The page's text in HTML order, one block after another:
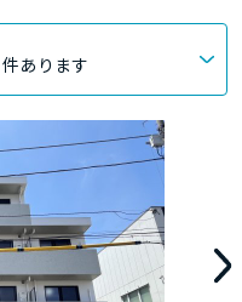
件あります